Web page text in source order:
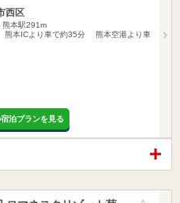
西区
熊本駅291m
熊本ICより車で約35分 熊本空港より車
泊プランを見る